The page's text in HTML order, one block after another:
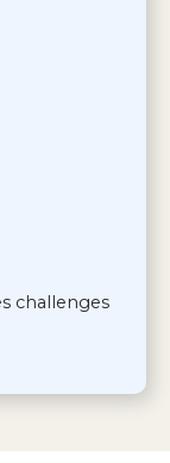
challenges